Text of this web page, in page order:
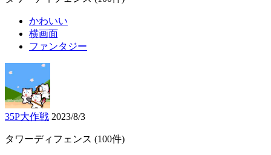
かわいい
横画面
ファンタジー
35P大作戦 2023/8/3
タワーディフェンス (100件)